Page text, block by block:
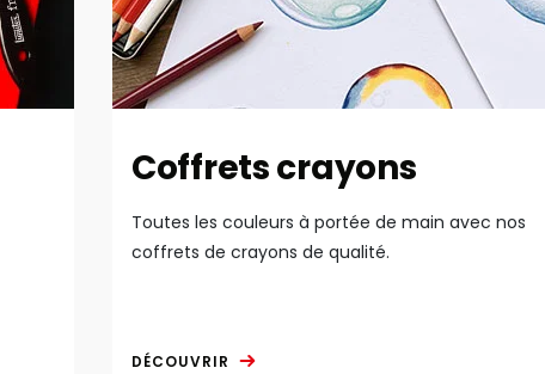
Coffrets crayons
Toutes les couleurs à portée de main avec nos
coffrets de crayons de qualité.
DÉCOUVRIR